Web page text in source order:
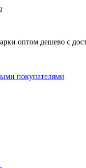
оптом дешево с
покупателями